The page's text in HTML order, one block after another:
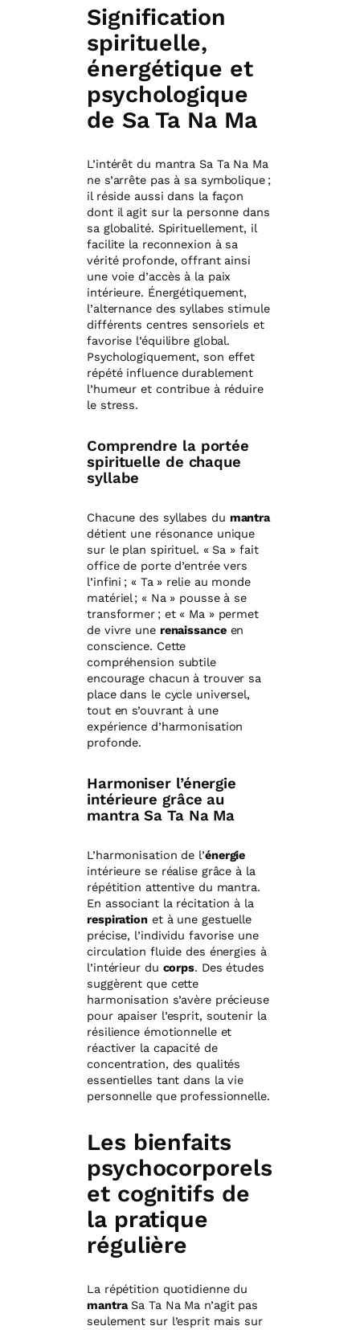
Signification
spirituelle,
énergétique et
psychologique
de Sa Ta Na Ma
L’intérêt du mantra Sa Ta Na Ma
ne s’arrête pas à sa symbolique ;
il réside aussi dans la façon
dont il agit sur la personne dans
sa globalité. Spirituellement, il
facilite la reconnexion à sa
vérité profonde, offrant ainsi
une voie d’accès à la paix
intérieure. Énergétiquement,
l’alternance des syllabes stimule
différents centres sensoriels et
favorise l’équilibre global.
Psychologiquement, son effet
répété influence durablement
l’humeur et contribue à réduire
le stress.
Comprendre la portée
spirituelle de chaque
syllabe
Chacune des syllabes du mantra
détient une résonance unique
sur le plan spirituel. « Sa » fait
office de porte d’entrée vers
l’infini ; « Ta » relie au monde
matériel ; « Na » pousse à se
transformer ; et « Ma » permet
de vivre une renaissanceen
conscience. Cette
compréhension subtile
encourage chacun à trouver sa
place dans le cycle universel,
tout en s’ouvrant à une
expérience d’harmonisation
profonde.
Harmoniser l’énergie
intérieure grâce au
mantra Sa Ta Na Ma
L’harmonisation de l’énergie
intérieure se réalise grâce à la
répétition attentive du mantra.
En associant la récitation à la
respirationet à une gestuelle
précise, l’individu favorise une
circulation fluide des énergies à
l’intérieur du corps. Des études
suggèrent que cette
harmonisation s’avère précieuse
pour apaiser l’esprit, soutenir la
résilience émotionnelle et
réactiver la capacité de
concentration, des qualités
essentielles tant dans la vie
personnelle que professionnelle.
Les bienfaits
psychocorporels
et cognitifs de
la pratique
régulière
La répétition quotidienne du
mantraSa Ta Na Ma n’agit pas
seulement sur l’esprit mais sur